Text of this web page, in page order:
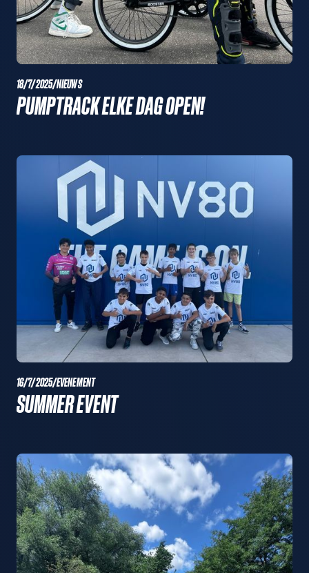
18/7/2025/NIEUWS
PUMPTRACK ELKE DAG OPEN!
16/7/2025/EVENEMENT
SUMMER EVENT